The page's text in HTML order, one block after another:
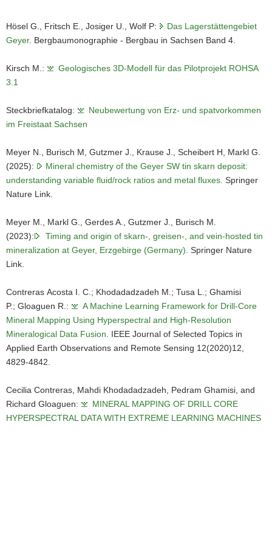
Etikett
aus
Archiv
LfULG.
des
Etiketts:
Gilbertit
Geyer
/
Erzgebirge.
durch
Helmut
Bolduan
im
Hösel G., Fritsch E., Josiger U., Wolf P:
Das Lagerstättengebiet
Geyer. Bergbaumonographie - Bergbau in Sachsen Band 4.
Kirsch M.:
Geologisches 3D-Modell für das Pilotprojekt ROHSA
3.1
Steckbriefkatalog:
Neubewertung von Erz- und spatvorkommen
im Freistaat Sachsen
Meyer N., Burisch M, Gutzmer J., Krause J., Scheibert H, Markl G.
(2025):
Mineral chemistry of the Geyer SW tin skarn deposit:
understanding variable fluid/rock ratios and metal fluxes. Springer
Nature Link.
Meyer M., Markl G., Gerdes A., Gutzmer J., Burisch M.
(2023):
Timing and origin of skarn-, greisen-, and vein-hosted tin
mineralization at Geyer, Erzgebirge (Germany). Springer Nature
Link.
Contreras Acosta I. C.; Khodadadzadeh M.; Tusa L.; Ghamisi
P.; Gloaguen R.:
A Machine Learning Framework for Drill-Core
Mineral Mapping Using Hyperspectral and High-Resolution
Mineralogical Data Fusion. IEEE Journal of Selected Topics in
Applied Earth Observations and Remote Sensing 12(2020)12,
4829-4842.
Cecilia Contreras, Mahdi Khodadadzadeh, Pedram Ghamisi, and
Richard Gloaguen:
MINERAL MAPPING OF DRILL CORE
HYPERSPECTRAL DATA WITH EXTREME LEARNING MACHINES